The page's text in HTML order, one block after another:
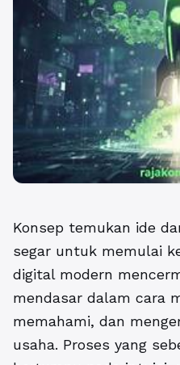
Konsep temukan ide
segar untuk memulai
digital modern
mendasar dalam cara
memahami, dan
usaha. Proses yang